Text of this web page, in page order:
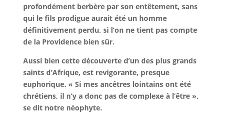
profondément berbère par son entêtement, sans
qui le fils prodigue aurait été un homme
définitivement perdu, si l’on ne tient pas compte
de la Providence bien sûr.
Aussi bien cette découverte d’un des plus grands
saints d’Afrique, est revigorante, presque
euphorique. « Si mes ancêtres lointains ont été
chrétiens, il n’y a donc pas de complexe à l’être »,
se dit notre néophyte.